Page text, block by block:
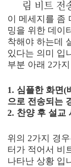
림 비트 전
이 메세지를 좀
밍을 위한 데이
착해야 하는데
있다는 의미 입
부분 아래 2가
1. 심플한 화면(
으로 전송되는
2. 찬양 후 설교
위의 2가지 경
터가 적어서 비
나타난 상황 입